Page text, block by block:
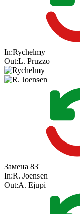
In:Rychelmy
Out:L. Pruzzo
Замена 83'
In:R. Joensen
Out:A. Ejupi